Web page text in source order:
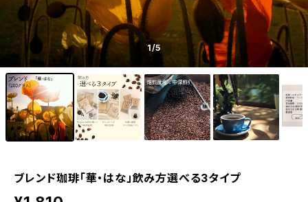
1/5
ブレンド珈琲「華・はな」飲み方選べる3タイプ